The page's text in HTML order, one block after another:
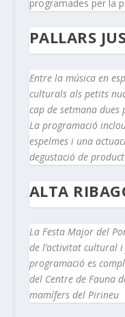
programades per la
PALLARS
Entre la música en
culturals als petits
cap de setmana dues
La programació
espelmes i una
degustació de
ALTA
La Festa Major del
de l’activitat cultural
programació es
del Centre de Fauna
mamífers del Pirineu